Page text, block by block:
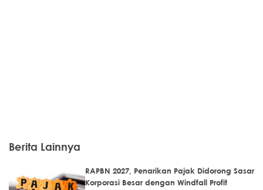
Berita Lainnya
RAPBN 2027, Penarikan Pajak Didorong Sasar
Korporasi Besar dengan Windfall Profit